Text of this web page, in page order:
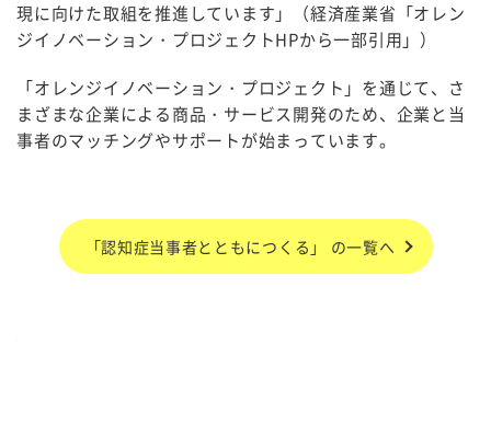
現に向けた取組を推進しています」（経済産業省「オレン
ジイノベーション・プロジェクトHPから一部引用」）
「オレンジイノベーション・プロジェクト」を通じて、さ
まざまな企業による商品・サービス開発のため、企業と当
事者のマッチングやサポートが始まっています。
「認知症当事者とともにつくる」 の一覧へ